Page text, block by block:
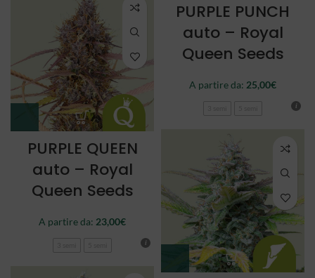
PURPLE PUNCH
auto – Royal
Queen Seeds
A partire da: 25,00€
PURPLE QUEEN
auto – Royal
Queen Seeds
A partire da: 23,00€